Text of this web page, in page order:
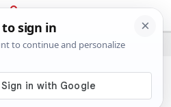
PRIJAVA